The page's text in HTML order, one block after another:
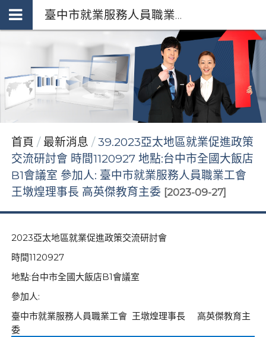
臺中市就業服務人員職業工會 *府授勞資字第1110251982號92253255
首頁 最新消息
39.2023亞太地區就業促進政策
交流研討會 時間1120927 地點:台中市全國大飯店
B1會議室 參加人: 臺中市就業服務人員職業工會
王墩煌理事長 高英傑教育主委 [2023-09-27]
2023亞太地區就業促進政策交流研討會
時間1120927
地點:台中市全國大飯店B1會議室
參加人:
臺中市就業服務人員職業工會 王墩煌理事長 高英傑教育主
委